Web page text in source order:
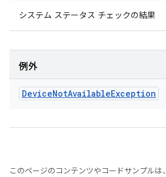
システム ステータス チェックの結果
例外
DeviceNotAvailableException
このページのコンテンツやコードサンプルは、